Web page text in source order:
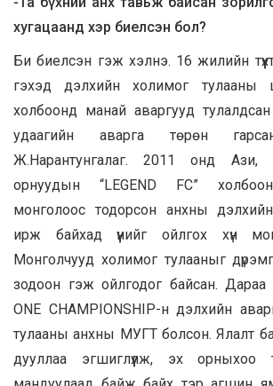
хугацаанд хэр биелсэн бол?
Би биелсэн гэж хэлнэ. 16 жилийн
гэхэд дэлхийн холимог тулааны
холбоонд манай аваргууд
удаагийн аварга төрөн
Ж.Нарантунгалаг. 2011 онд Ази,
орнуудын “LEGEND FC”
монголоос тодорсон анхны
ирж байхад үүнийг ойлгох хүн
Монголчууд холимог тулааныг
зодоон гэж ойлгодог байсан.
ONE CHAMPIONSHIP-н дэлхийн
тулааны анхны МУГТ болсон. Ялалт
дууллаа эгшиглүүлж, эх орныхоо